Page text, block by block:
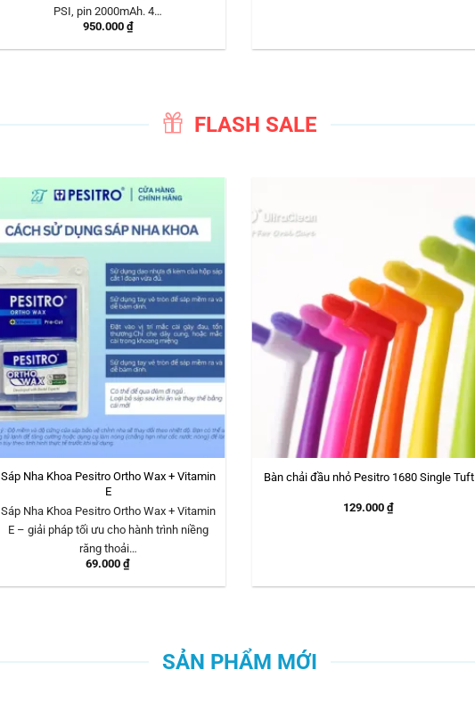
PSI, pin 2000mAh. 4…
950.000 ₫
FLASH SALE
Sáp Nha Khoa Pesitro Ortho Wax + Vitamin
E
Sáp Nha Khoa Pesitro Ortho Wax + Vitamin
E – giải pháp tối ưu cho hành trình niềng
răng thoải…
69.000₫
Bàn chải đầu nhỏ Pesitro 1680 Single Tuft
129.000₫
SẢN PHẨM MỚI